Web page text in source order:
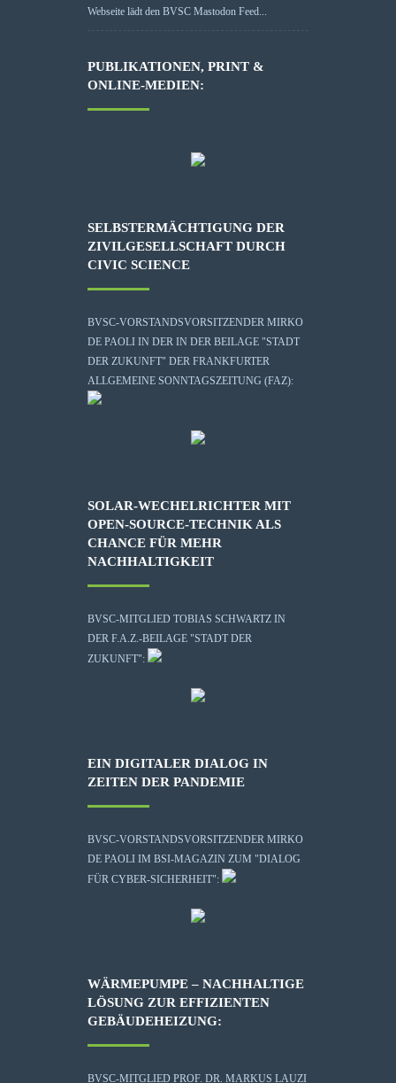
Webseite lädt den BVSC Mastodon Feed...
PUBLIKATIONEN, PRINT &
ONLINE-MEDIEN:
SELBSTERMÄCHTIGUNG DER
ZIVILGESELLSCHAFT DURCH
CIVIC SCIENCE
BVSC-VORSTANDSVORSITZENDER MIRKO
DE PAOLI IN DER IN DER BEILAGE "STADT
DER ZUKUNFT" DER FRANKFURTER
ALLGEMEINE SONNTAGSZEITUNG (FAZ):
SOLAR-WECHELRICHTER MIT
OPEN-SOURCE-TECHNIK ALS
CHANCE FÜR MEHR
NACHHALTIGKEIT
BVSC-MITGLIED TOBIAS SCHWARTZ IN
DER F.A.Z.-BEILAGE "STADT DER
ZUKUNFT":
EIN DIGITALER DIALOG IN
ZEITEN DER PANDEMIE
BVSC-VORSTANDSVORSITZENDER MIRKO
DE PAOLI IM BSI-MAGAZIN ZUM "DIALOG
FÜR CYBER-SICHERHEIT":
WÄRMEPUMPE – NACHHALTIGE
LÖSUNG ZUR EFFIZIENTEN
GEBÄUDEHEIZUNG:
BVSC-MITGLIED PROF. DR. MARKUS LAUZI